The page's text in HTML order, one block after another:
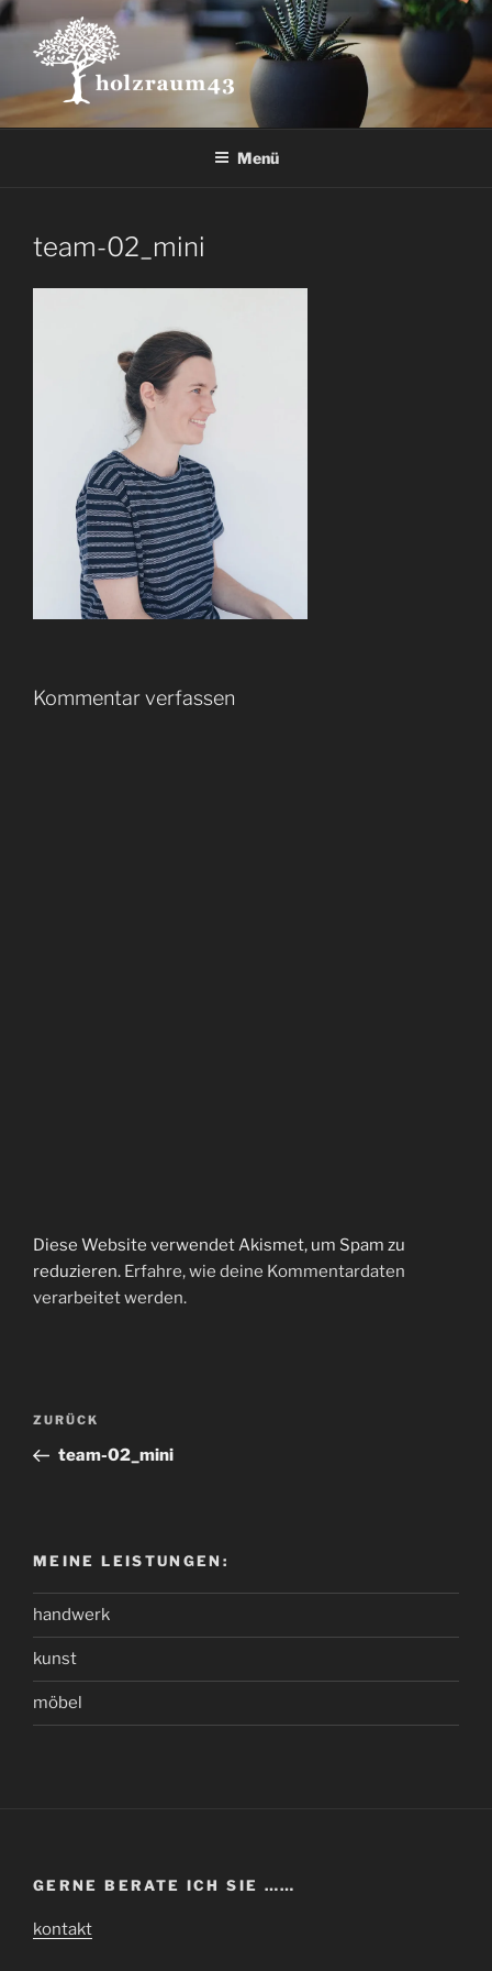
Zum
Inhalt
springen
Menü
team-02_mini
Kommentar verfassen
Diese Website verwendet Akismet, um Spam zu
reduzieren. Erfahre, wie deine Kommentardaten
verarbeitet werden.
Beitragsnavigation
Vorheriger
Beitrag
ZURÜCK
team-02_mini
MEINE LEISTUNGEN:
handwerk
kunst
möbel
GERNE BERATE ICH SIE ……
kontakt